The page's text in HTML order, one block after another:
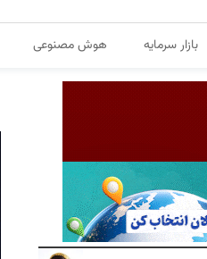
بازار سرمایه هوش مصنوعی